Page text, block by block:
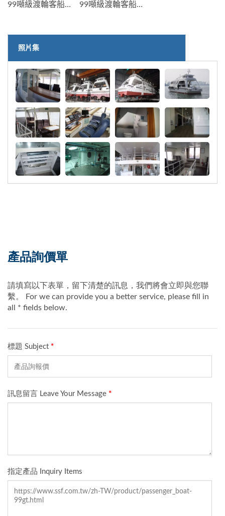
99噸級渡輪客船外觀 99噸級渡輪客船客艙吧檯
照片集